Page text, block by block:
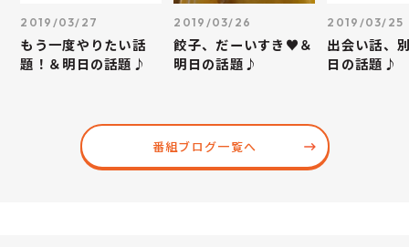
2019/03/27
もう一度やりたい話
題！＆明日の話題♪
2019/03/26
餃子、だーいすき♥＆
明日の話題♪
2019/03/25
出会い話、
日の話題♪
番組ブログ一覧へ